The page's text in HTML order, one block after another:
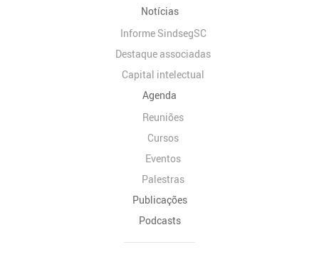
Notícias
Informe SindsegSC
Destaque associadas
Capital intelectual
Agenda
Reuniões
Cursos
Eventos
Palestras
Publicações
Podcasts